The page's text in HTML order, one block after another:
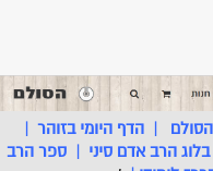
|הדף היומי בזוהר |
בלוג הרב אדם סיני |ספר הרב